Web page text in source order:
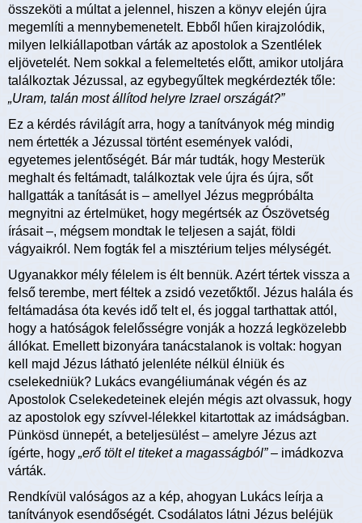
összeköti a múltat a jelennel, hiszen a könyv elején újra
megemlíti a mennybemenetelt. Ebből hűen kirajzolódik,
milyen lelkiállapotban várták az apostolok a Szentlélek
eljövetelét. Nem sokkal a felemeltetés előtt, amikor utoljára
találkoztak Jézussal, az egybegyűltek megkérdezték tőle:
„Uram, talán most állítod helyre Izrael országát?”
Ez a kérdés rávilágít arra, hogy a tanítványok még mindig
nem értették a Jézussal történt események valódi,
egyetemes jelentőségét. Bár már tudták, hogy Mesterük
meghalt és feltámadt, találkoztak vele újra és újra, sőt
hallgatták a tanítását is – amellyel Jézus megpróbálta
megnyitni az értelmüket, hogy megértsék az Ószövetség
írásait –, mégsem mondtak le teljesen a saját, földi
vágyaikról. Nem fogták fel a misztérium teljes mélységét.
Ugyanakkor mély félelem is élt bennük. Azért tértek vissza a
felső terembe, mert féltek a zsidó vezetőktől. Jézus halála és
feltámadása óta kevés idő telt el, és joggal tarthattak attól,
hogy a hatóságok felelősségre vonják a hozzá legközelebb
állókat. Emellett bizonyára tanácstalanok is voltak: hogyan
kell majd Jézus látható jelenléte nélkül élniük és
cselekedniük? Lukács evangéliumának végén és az
Apostolok Cselekedeteinek elején mégis azt olvassuk, hogy
az apostolok egy szívvel-lélekkel kitartottak az imádságban.
Pünkösd ünnepét, a beteljesülést – amelyre Jézus azt
ígérte, hogy „erő tölt el titeket a magasságból”– imádkozva
várták.
Rendkívül valóságos az a kép, ahogyan Lukács leírja a
tanítványok esendőségét. Csodálatos látni Jézus beléjük